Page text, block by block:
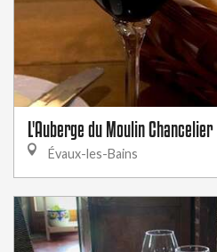
L'Auberge du Moulin Chancelier
Évaux-les-Bains